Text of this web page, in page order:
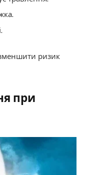
ризик
при